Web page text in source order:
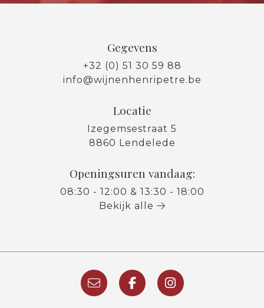
Gegevens
+32 (0) 51 30 59 88
info@wijnenhenripetre.be
Locatie
Izegemsestraat 5
8860 Lendelede
Openingsuren vandaag:
08:30 - 12:00 & 13:30 - 18:00
Bekijk alle